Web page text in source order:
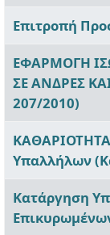
Επιτροπή
ΕΦΑΡΜΟΓΗ
ΣΕ ΑΝΔΡΕΣ
207/2010)
Υπαλλήλων
Κατάργηση